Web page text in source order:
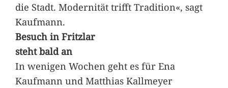
die Stadt. Modernität trifft Tradition«, sagt
Kaufmann.
Besuch in Fritzlar
steht bald an
In wenigen Wochen geht es für Ena
Kaufmann und Matthias Kallmeyer